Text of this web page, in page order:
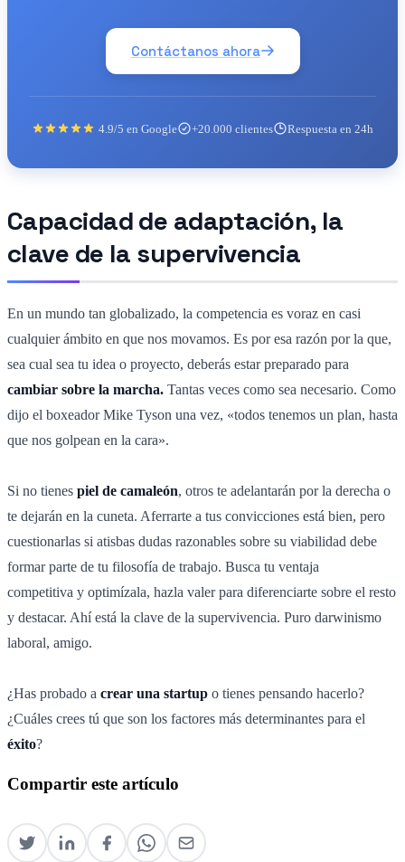
Contáctanos ahora
4.9/5 en Google +20.000 clientes Respuesta en 24h
Capacidad de adaptación, la
clave de la supervivencia
En un mundo tan globalizado, la competencia es voraz en casi
cualquier ámbito en que nos movamos. Es por esa razón por la que,
sea cual sea tu idea o proyecto, deberás estar preparado para
cambiar sobre la marcha. Tantas veces como sea necesario. Como
dijo el boxeador Mike Tyson una vez, «todos tenemos un plan, hasta
que nos golpean en la cara».
Si no tienes piel de camaleón, otros te adelantarán por la derecha o
te dejarán en la cuneta. Aferrarte a tus convicciones está bien, pero
cuestionarlas si atisbas dudas razonables sobre su viabilidad debe
formar parte de tu filosofía de trabajo. Busca tu ventaja
competitiva y optimízala, hazla valer para diferenciarte sobre el resto
y destacar. Ahí está la clave de la supervivencia. Puro darwinismo
laboral, amigo.
¿Has probado a crear una startup o tienes pensando hacerlo?
¿Cuáles crees tú que son los factores más determinantes para el
éxito?
Compartir este artículo